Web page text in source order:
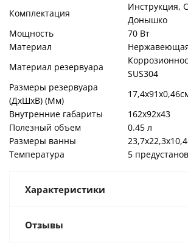
Комплектация
Инструкция,
Донышко
Мощность
70 Вт
Материал
Нержавеющая
Материал резервуара
SUS304
Размеры резервуара
(ДxШxВ) (Мм)
Внутренние габариты
162х92х43
Полезный объем
0.45 л
Размеры ванны
Температура
5
Характеристики
Отзывы